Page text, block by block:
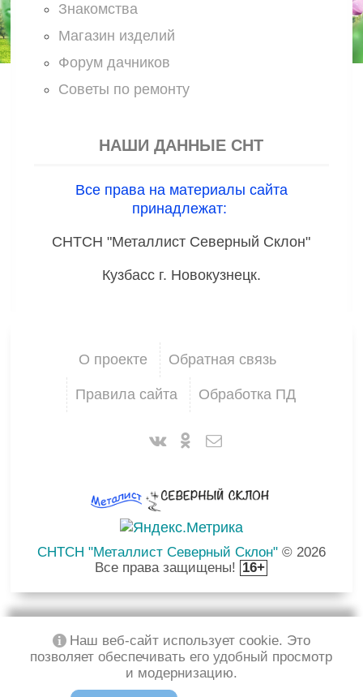
Знакомства
Магазин изделий
Форум дачников
Советы по ремонту
НАШИ ДАННЫЕ СНТ
Все права на материалы сайта
принадлежат:
СНТСН "Металлист Северный Склон"
Кузбасс г. Новокузнецк.
О проекте Обратная связь
Правила сайта Обработка ПД
СНТСН "Металлист Северный Склон"© 2026
Все права защищены! 16+
Наш веб-сайт использует cookie. Это
позволяет обеспечивать его удобный просмотр
и модернизацию.